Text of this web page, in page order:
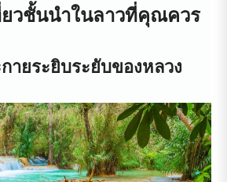
วชั้นนำในลาวที่คุณควร
ายระยิบระยับของหลวง